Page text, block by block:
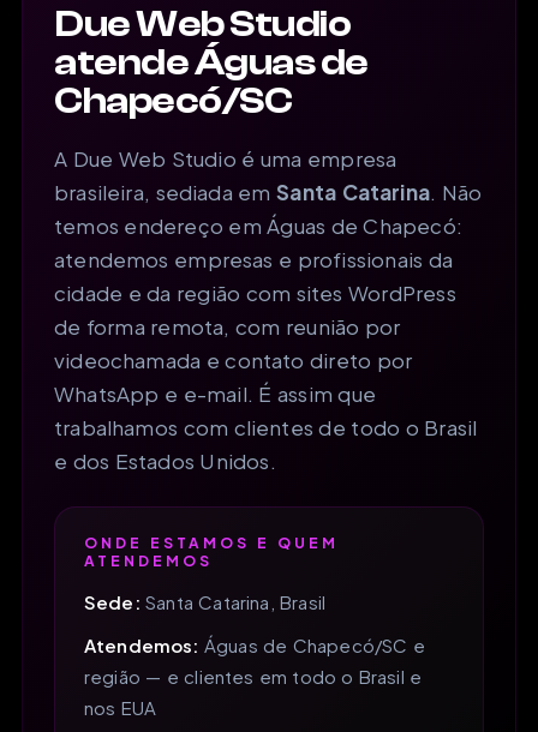
Due Web Studio
atende Águas de
Chapecó/SC
A Due Web Studio é uma empresa
brasileira, sediada emSanta Catarina. Não
temos endereço em Águas de Chapecó:
atendemos empresas e profissionais da
cidade e da região com sites WordPress
de forma remota, com reunião por
videochamada e contato direto por
WhatsApp e e-mail. É assim que
trabalhamos com clientes de todo o Brasil
e dos Estados Unidos.
ONDE ESTAMOS E QUEM
ATENDEMOS
Sede: Santa Catarina, Brasil
Atendemos: Águas de Chapecó/SC e
região — e clientes em todo o Brasil e
nos EUA